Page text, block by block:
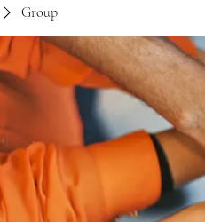
Group